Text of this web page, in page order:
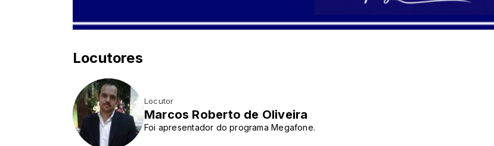
Locutores
Locutor
Marcos Roberto de Oliveira
Foi apresentador do programa Megafone.